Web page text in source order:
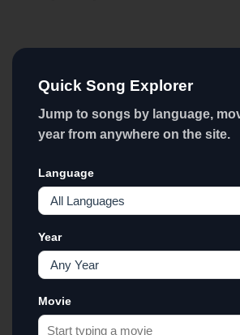
Quick Song Explorer
Jump to songs by language,
year from anywhere on the site.
Language
Year
Movie